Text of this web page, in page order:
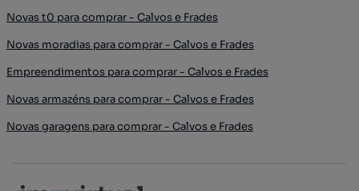
Novas t0 para comprar - Calvos e Frades
Novas moradias para comprar - Calvos e Frades
Empreendimentos para comprar - Calvos e Frades
Novas armazéns para comprar - Calvos e Frades
Novas garagens para comprar - Calvos e Frades